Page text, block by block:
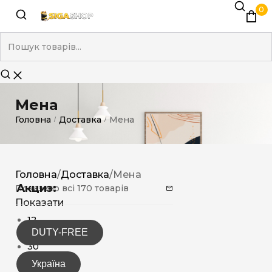
0
Мена
Головна / Доставка / Мена
Акциз:
DUTY-FREE
Україна
Головна/Доставка/Мена
Показано всі 170 товарів
Показати
12
15
30